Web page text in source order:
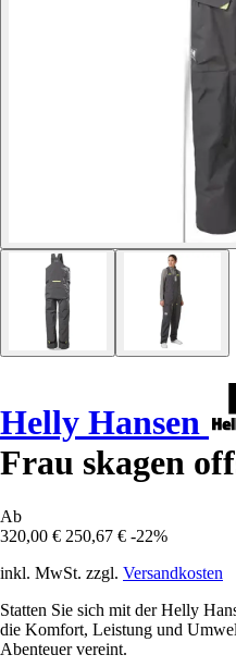
Helly Hansen
Frau skagen
Ab
320,00 € 250,67 € -22%
inkl. MwSt. zzgl. Versandkosten
Statten Sie sich mit der Helly
die Komfort, Leistung und
Abenteuer vereint.